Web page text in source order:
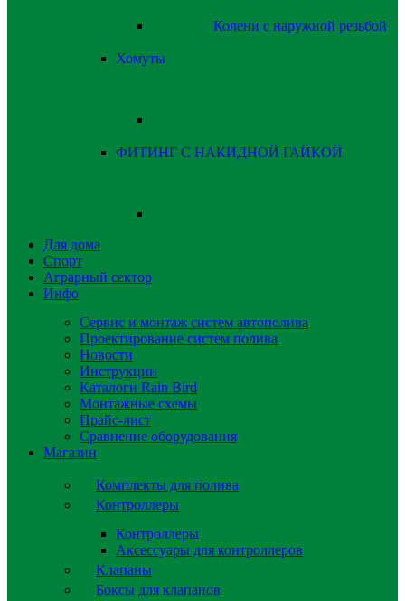
Колени с наружной резьбой
Хомуты
ФИТИНГ С НАКИДНОЙ ГАЙКОЙ
Для дома
Спорт
Аграрный сектор
Инфо
Сервис и монтаж систем автополива
Проектирование систем полива
Новости
Инструкции
Каталоги Rain Bird
Монтажные схемы
Прайс-лист
Сравнение оборудования
Магазин
Комплекты для полива
Контроллеры
Контроллеры
Аксессуары для контроллеров
Клапаны
Боксы для клапанов